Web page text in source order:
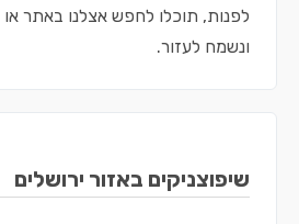
לפנות, תוכלו לחפש אצלנו באתר או
ונשמח לעזור.
שיפוצניקים באזור ירושלים